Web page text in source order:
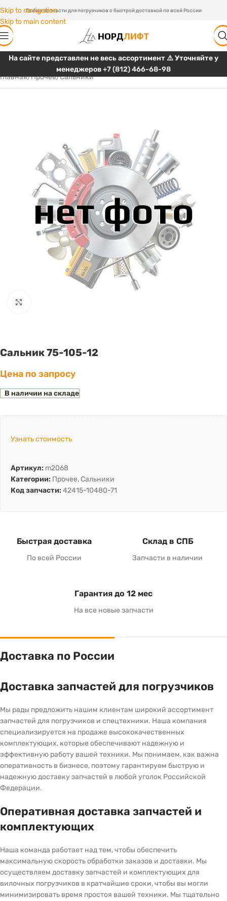
Skip to navigation
Skip to main content
Любые запчасти для погрузчиков с быстрой доставкой по всей России
На сайте представлен не весь ассортимент ⚠️ Уточняйте у
менеджеров+7 (812) 466-68-98
Главная/Прочее/Сальники
Сальник 75-105-12
Цена по запросу
В наличии на складе
Узнать стоимость
Артикул: m2068
Категории: Прочее, Сальники
Код запчасти: 42415-10480-71
Быстрая доставка
По всей России
Склад в СПБ
Запчасти в наличии
Гарантия до 12 мес
На все новые запчасти
Доставка по России
Доставка запчастей для погрузчиков
Мы рады предложить нашим клиентам широкий ассортимент
запчастей для погрузчиков и спецтехники. Наша компания
специализируется на продаже высококачественных
комплектующих, которые обеспечивают надежную и
эффективную работу вашей техники. Мы понимаем, как важна
оперативность в бизнесе, поэтому гарантируем быструю и
надежную доставку запчастей в любой уголок Российской
Федерации.
Оперативная доставка запчастей и
комплектующих
Наша команда работает над тем, чтобы обеспечить
максимальную скорость обработки заказов и доставки. Мы
осуществляем доставку запчастей и комплектующих для
вилочных погрузчиков в кратчайшие сроки, чтобы вы могли
минимизировать время простоя вашей техники. Мы тщательно